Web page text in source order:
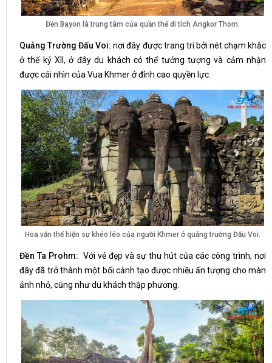
Đền Bayon là trung tâm của quần thể di tích Angkor Thom.
Quảng Trường Đấu Voi: nơi đây được trang trí bởi nét chạm khắc
ở thế kỷ XII, ở đây du khách có thể tưởng tượng và cảm nhận
được cái nhìn của Vua Khmer ở đỉnh cao quyền lực.
Hoa văn thể hiện sự khéo léo của người Khmer ở quảng trường Đấu Voi.
Đền Ta Prohm: Với vẻ đẹp và sự thu hút của các công trình, nơi
đây đã trở thành một bối cảnh tạo được nhiều ấn tượng cho màn
ảnh nhỏ, cũng như du khách thập phương.